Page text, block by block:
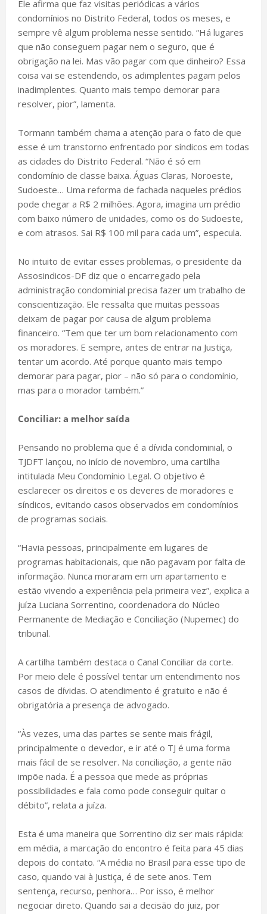
Ele afirma que faz visitas periódicas a vários
condomínios no Distrito Federal, todos os meses, e
sempre vê algum problema nesse sentido. “Há lugares
que não conseguem pagar nem o seguro, que é
obrigação na lei. Mas vão pagar com que dinheiro? Essa
coisa vai se estendendo, os adimplentes pagam pelos
inadimplentes. Quanto mais tempo demorar para
resolver, pior”, lamenta.
Tormann também chama a atenção para o fato de que
esse é um transtorno enfrentado por síndicos em todas
as cidades do Distrito Federal. “Não é só em
condomínio de classe baixa. Águas Claras, Noroeste,
Sudoeste… Uma reforma de fachada naqueles prédios
pode chegar a R$ 2 milhões. Agora, imagina um prédio
com baixo número de unidades, como os do Sudoeste,
e com atrasos. Sai R$ 100 mil para cada um”, especula.
No intuito de evitar esses problemas, o presidente da
Assosindicos-DF diz que o encarregado pela
administração condominial precisa fazer um trabalho de
conscientização. Ele ressalta que muitas pessoas
deixam de pagar por causa de algum problema
financeiro. “Tem que ter um bom relacionamento com
os moradores. E sempre, antes de entrar na Justiça,
tentar um acordo. Até porque quanto mais tempo
demorar para pagar, pior – não só para o condomínio,
mas para o morador também.”
Conciliar: a melhor saída
Pensando no problema que é a dívida condominial, o
TJDFT lançou, no início de novembro, uma cartilha
intitulada Meu Condomínio Legal. O objetivo é
esclarecer os direitos e os deveres de moradores e
síndicos, evitando casos observados em condomínios
de programas sociais.
“Havia pessoas, principalmente em lugares de
programas habitacionais, que não pagavam por falta de
informação. Nunca moraram em um apartamento e
estão vivendo a experiência pela primeira vez”, explica a
juíza Luciana Sorrentino, coordenadora do Núcleo
Permanente de Mediação e Conciliação (Nupemec) do
tribunal.
A cartilha também destaca o Canal Conciliar da corte.
Por meio dele é possível tentar um entendimento nos
casos de dívidas. O atendimento é gratuito e não é
obrigatória a presença de advogado.
“Às vezes, uma das partes se sente mais frágil,
principalmente o devedor, e ir até o TJ é uma forma
mais fácil de se resolver. Na conciliação, a gente não
impõe nada. É a pessoa que mede as próprias
possibilidades e fala como pode conseguir quitar o
débito”, relata a juíza.
Esta é uma maneira que Sorrentino diz ser mais rápida:
em média, a marcação do encontro é feita para 45 dias
depois do contato. “A média no Brasil para esse tipo de
caso, quando vai à Justiça, é de sete anos. Tem
sentença, recurso, penhora… Por isso, é melhor
negociar direto. Quando sai a decisão do juiz, por